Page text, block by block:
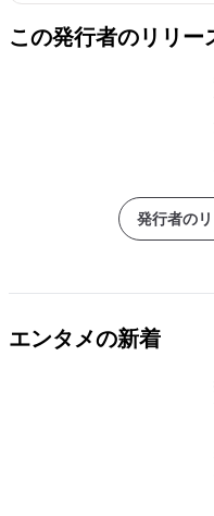
この発行者のリリー
発行者の
エンタメの新着